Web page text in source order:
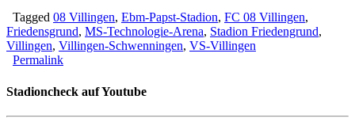
Tagged 08 Villingen, Ebm-Papst-Stadion, FC 08 Villingen,
Friedensgrund, MS-Technologie-Arena, Stadion Friedengrund,
Villingen, Villingen-Schwenningen, VS-Villingen
Permalink
Stadioncheck auf Youtube